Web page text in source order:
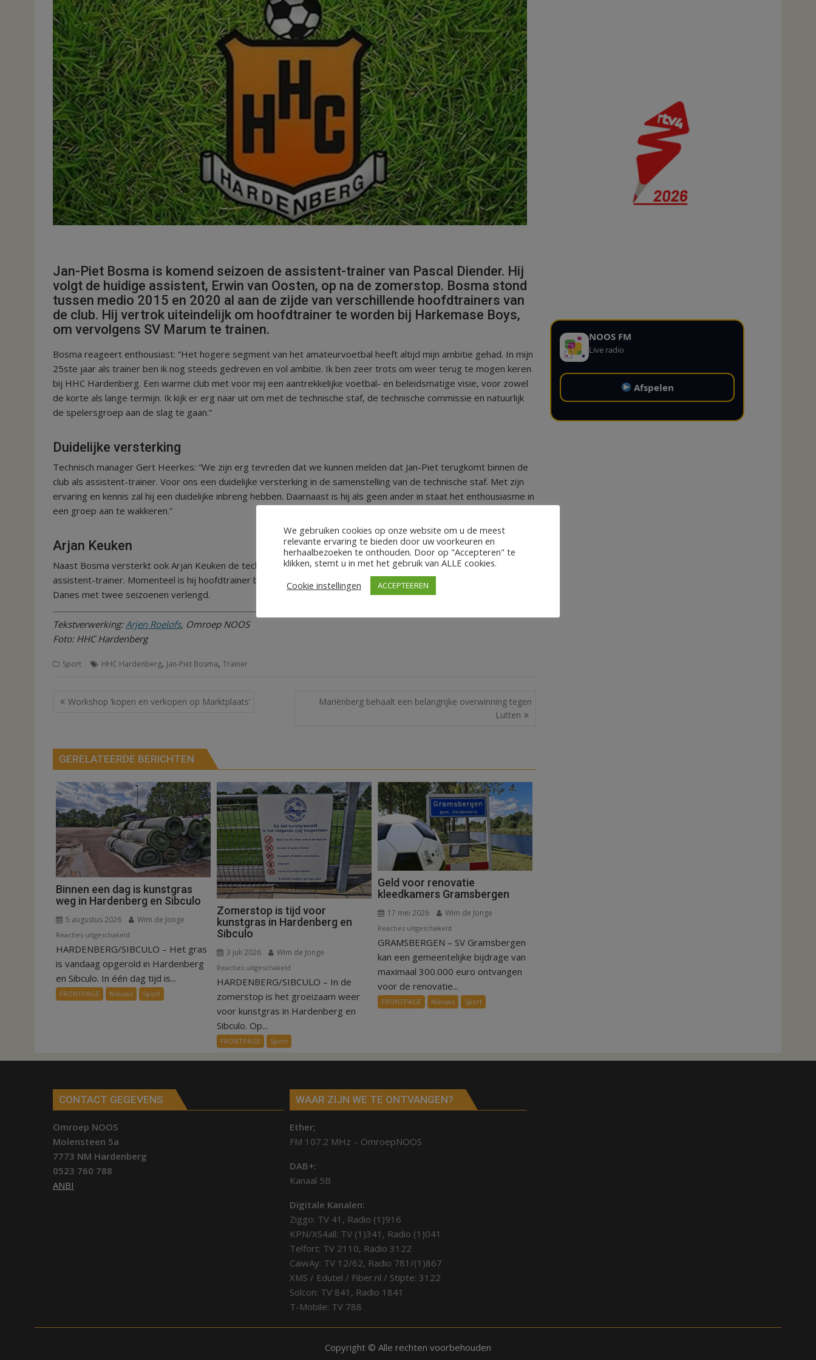
Jan-Piet Bosma is komend seizoen de assistent-trainer van Pascal Diender. Hij
volgt de huidige assistent, Erwin van Oosten, op na de zomerstop. Bosma stond
tussen medio 2015 en 2020 al aan de zijde van verschillende hoofdtrainers van
de club. Hij vertrok uiteindelijk om hoofdtrainer te worden bij Harkemase Boys,
om vervolgens SV Marum te trainen.
Bosma reageert enthousiast: “Het hogere segment van het amateurvoetbal heeft altijd mijn ambitie gehad. In mijn
25ste jaar als trainer ben ik nog steeds gedreven en vol ambitie. Ik ben zeer trots om weer terug te mogen keren
bij HHC Hardenberg. Een warme club met voor mij een aantrekkelijke voetbal- en beleidsmatige visie, voor zowel
de korte als lange termijn. Ik kijk er erg naar uit om met de technische staf, de technische commissie en natuurlijk
de spelersgroep aan de slag te gaan.”
Duidelijke versterking
Technisch manager Gert Heerkes: “We zijn erg tevreden dat we kunnen melden dat Jan-Piet terugkomt binnen de
club als assistent-trainer. Voor ons een duidelijke versterking in de samenstelling van de technische staf. Met zijn
ervaring en kennis zal hij een duidelijke inbreng hebben. Daarnaast is hij als geen ander in staat het enthousiasme in
een groep aan te wakkeren.”
Arjan Keuken
Naast Bosma versterkt ook Arjan Keuken de technische staf. Hij zal voor zijn UEFA A-licentie stagelopen als
assistent-trainer. Momenteel is hij hoofdtrainer bij VV Bergentheim. Ook is het contract van keeperstrainer Sander
Danes met twee seizoenen verlengd.
Tekstverwerking:Arjen Roelofs, Omroep NOOS
Foto: HHC Hardenberg
Sport HHC Hardenberg, Jan-Piet Bosma, Trainer
Bericht
Workshop ‘kopen en verkopen op Marktplaats’
Mariënberg behaalt een belangrijke overwinning tegen
Lutten
GERELATEERDE BERICHTEN
Binnen een dag is kunstgras
weg in Hardenberg en Sibculo
5 augustus 2026 Wim de Jonge
Reacties uitgeschakeld
Binnen
een
dag
is
kunstgras
HARDENBERG/SIBCULO – Het gras
is vandaag opgerold in Hardenberg
en Sibculo. In één dag tijd is...
FRONTPAGE Nieuws Sport
Zomerstop is tijd voor
kunstgras in Hardenberg en
Sibculo
3 juli 2026 Wim de Jonge
Reacties uitgeschakeld
Zomerstop
is
tijd
kunstgras
in
Hardenberg
HARDENBERG/SIBCULO – In de
zomerstop is het groeizaam weer
voor kunstgras in Hardenberg en
Sibculo. Op...
FRONTPAGE Sport
Geld voor renovatie
kleedkamers Gramsbergen
17 mei 2026 Wim de Jonge
Reacties uitgeschakeld
Geld
voor
renovatie
Gramsbergen
GRAMSBERGEN – SV Gramsbergen
kan een gemeentelijke bijdrage van
maximaal 300.000 euro ontvangen
voor de renovatie...
FRONTPAGE Nieuws Sport
NOOS FM
Live radio
Afspelen
CONTACT GEGEVENS
Omroep NOOS
Molensteen 5a
7773 NM Hardenberg
0523 760 788
ANBI
WAAR ZIJN WE TE ONTVANGEN?
Ether;
FM 107.2 MHz – OmroepNOOS
DAB+:
Kanaal 5B
Digitale Kanalen:
Ziggo: TV 41, Radio (1)916
KPN/XS4all: TV (1)341, Radio (1)041
Telfort: TV 2110, Radio 3122
CaiwAy: TV 12/62, Radio 781/(1)867
XMS / Edutel / Fiber.nl / Stipte: 3122
Solcon: TV 841, Radio 1841
T-Mobile: TV 788
Copyright © Alle rechten voorbehouden
We gebruiken cookies op onze website om u de meest
relevante ervaring te bieden door uw voorkeuren en
herhaalbezoeken te onthouden. Door op "Accepteren" te
klikken, stemt u in met het gebruik van ALLE cookies.
Cookie instellingen
ACCEPTEEREN